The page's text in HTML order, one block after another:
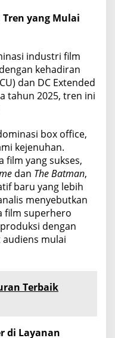
yang Mulai
industri film
kehadiran
dan DC Extended
tahun 2025, tren ini
box office,
kejenuhan.
film yang sukses,
dan The Batman,
baru yang lebih
menyebutkan
film superhero
dengan
mulai
Terbaik
di Layanan